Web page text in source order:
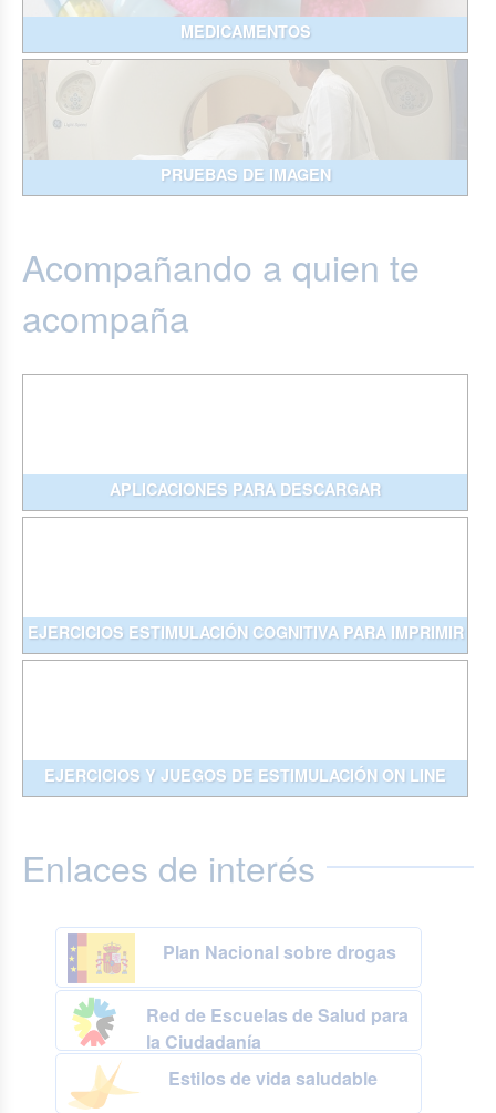
MEDICAMENTOS
PRUEBAS DE IMAGEN
Acompañando a quien te
acompaña
APLICACIONES PARA DESCARGAR
EJERCICIOS ESTIMULACIÓN COGNITIVA PARA IMPRIMIR
EJERCICIOS Y JUEGOS DE ESTIMULACIÓN ON LINE
Enlaces de interés
Plan Nacional sobre drogas
Red de Escuelas de Salud para
la Ciudadanía
Estilos de vida saludable